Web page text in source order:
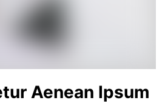
Aenean Ipsum